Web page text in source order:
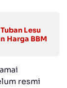
Lesu
Harga BBM
resmi